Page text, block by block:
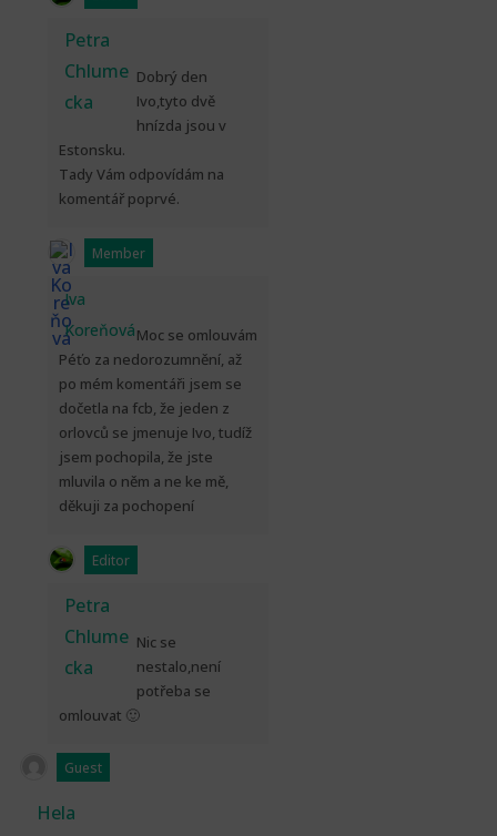
Petra
Chlume
cka
Dobrý den
Ivo,tyto dvě
hnízda jsou v
Estonsku.
Tady Vám odpovídám na
komentář poprvé.
Member
Iva
KoreňováMoc se omlouvám
Péťo za nedorozumnění, až
po mém komentáři jsem se
dočetla na fcb, že jeden z
orlovců se jmenuje Ivo, tudíž
jsem pochopila, že jste
mluvila o něm a ne ke mě,
děkuji za pochopení
Editor
Petra
Chlume
cka
Nic se
nestalo,není
potřeba se
omlouvat 🙂
Guest
Hela